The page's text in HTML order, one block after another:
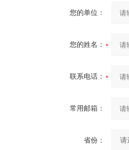
您的单位：
您的姓名：
联系电话：
常用邮箱：
省份：